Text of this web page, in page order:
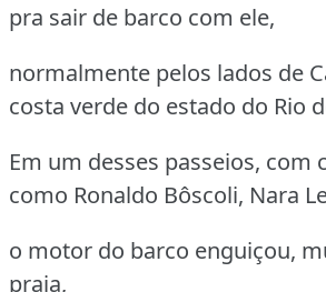
pra sair de barco com ele,
normalmente pelos lados de
costa verde do estado do Rio
Em um desses passeios, com
como Ronaldo Bôscoli, Nara
o motor do barco enguiçou,
praia,